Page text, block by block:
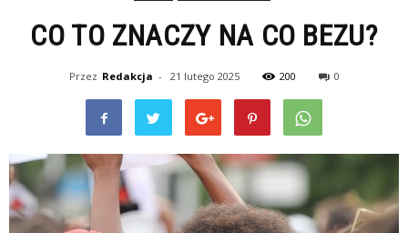
CO TO ZNACZY NA CO BEZU?
Przez Redakcja - 21 lutego 2025 200 0